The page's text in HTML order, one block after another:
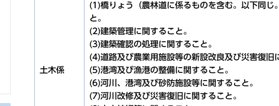
土木係
(1)橋りょう（農林道に係るものを含む。以下同じ
と。
(2)建築管理に関すること。
(3)建築確認の処理に関すること。
(4)道路及び農業用施設等の新設改良及び災害復旧
(5)港湾及び漁港の整備に関すること。
(6)河川、港湾及び砂防施設等に関すること。
(7)河川改修及び災害復旧に関すること。